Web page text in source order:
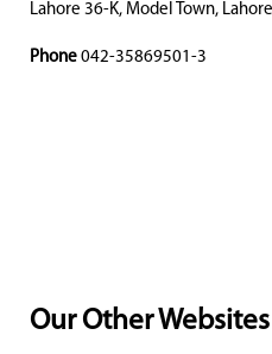
Lahore 36-K, Model Town, Lahore
Phone 042-35869501-3
Our Other Websites